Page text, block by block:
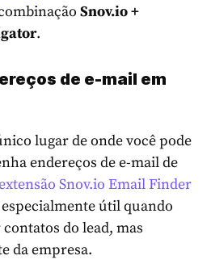
Snov.io +
.
de e-mail em
lugar de onde você pode
endereços de e-mail de
Snov.io Email Finder
especialmente útil quando
do lead, mas
da empresa.